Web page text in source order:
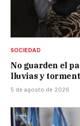
SOCIEDAD
No guarden el
lluvias y
5 de agosto de 2026